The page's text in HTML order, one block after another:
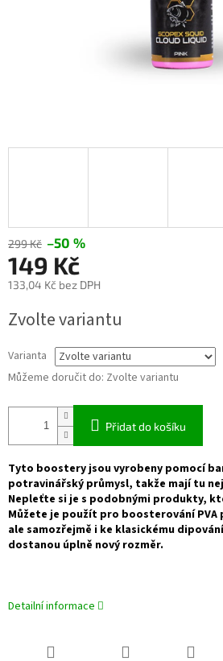
299 Kč –50 %
149 Kč
133,04 Kč bez DPH
cena:
Zvolte variantu
Varianta
Můžeme doručit do: Zvolte variantu
Přidat do košíku
Tyto boostery jsou vyrobeny pomocí
potravinářský průmysl, takže mají tu
Nepleťte si je s podobnými produkty,
Můžete je použít pro boosterování PVA
ale samozřejmě i ke klasickému
dostanou úplně nový rozměr.
Detailní informace